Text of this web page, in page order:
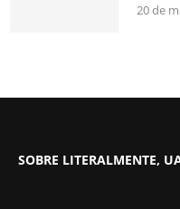
20 de
SOBRE LITERALMENTE,